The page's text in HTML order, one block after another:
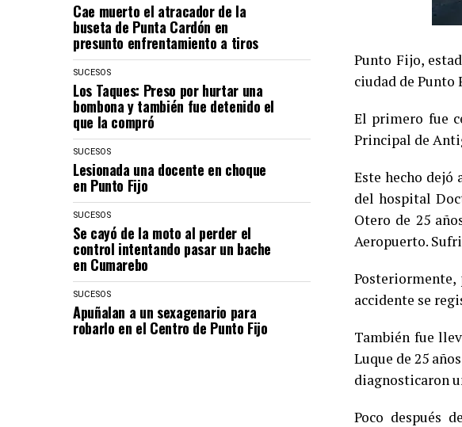
Cae muerto el atracador de la
buseta de Punta Cardón en
presunto enfrentamiento a tiros
SUCESOS
Los Taques: Preso por hurtar una
bombona y también fue detenido el
que la compró
SUCESOS
Lesionada una docente en choque
en Punto Fijo
SUCESOS
Se cayó de la moto al perder el
control intentando pasar un bache
en Cumarebo
SUCESOS
Apuñalan a un sexagenario para
robarlo en el Centro de Punto Fijo
Punto Fijo,
ciudad de Punto
El primero fue
Principal de
Este hecho dejó
del hospital
Otero de 25
Aeropuerto.
Posteriormente,
accidente se
También fue
Luque de 25
diagnosticaron
Poco después